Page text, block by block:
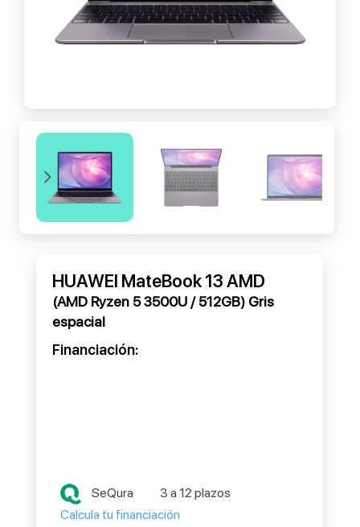
HUAWEI MateBook 13 AMD
(AMD Ryzen 5 3500U / 512GB) Gris
espacial
Financiación:
SeQura
3 a 12 plazos
Calcula tu financiación